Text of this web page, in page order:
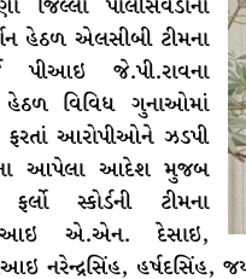
જિલ્લા પોલીસવડાના
હેઠળ એલસીબી ટીમના
પીઆઇ જે.પી.રાવના
વિવિધ ગુનાઓમાં
ફરતાં આરોપીઓને ઝડપી
આપેલા આદેશ મુજબ
સ્કોર્ડની ટીમના
એ.એન. દેસાઇ,
નરેન્દ્રસિંહ, હર્ષદસિંહ,